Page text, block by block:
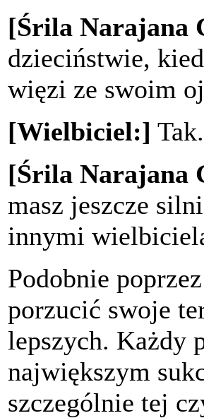
[Śrila Narajana
dzieciństwie,
więzi ze swoim
[Wielbiciel:] Tak.
[Śrila Narajana
masz jeszcze
innymi
Podobnie
porzucić swoje
lepszych. Każdy
największym
szczególnie tej